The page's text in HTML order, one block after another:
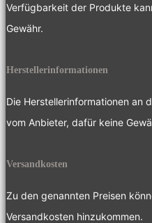
Verfügbarkeit der Produkte
Gewähr.
Herstellerinformationen
Die Herstellerinformationen an
vom Anbieter, dafür keine
Versandkosten
Zu den genannten Preisen
Versandkosten hinzukommen.